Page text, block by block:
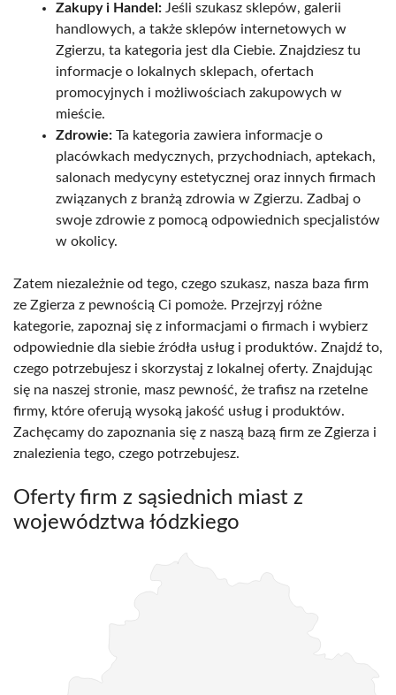
Zakupy i Handel: Jeśli szukasz sklepów, galerii
handlowych, a także sklepów internetowych w
Zgierzu, ta kategoria jest dla Ciebie. Znajdziesz tu
informacje o lokalnych sklepach, ofertach
promocyjnych i możliwościach zakupowych w
mieście.
Zdrowie: Ta kategoria zawiera informacje o
placówkach medycznych, przychodniach, aptekach,
salonach medycyny estetycznej oraz innych firmach
związanych z branżą zdrowia w Zgierzu. Zadbaj o
swoje zdrowie z pomocą odpowiednich specjalistów
w okolicy.
Zatem niezależnie od tego, czego szukasz, nasza baza firm
ze Zgierza z pewnością Ci pomoże. Przejrzyj różne
kategorie, zapoznaj się z informacjami o firmach i wybierz
odpowiednie dla siebie źródła usług i produktów. Znajdź to,
czego potrzebujesz i skorzystaj z lokalnej oferty. Znajdując
się na naszej stronie, masz pewność, że trafisz na rzetelne
firmy, które oferują wysoką jakość usług i produktów.
Zachęcamy do zapoznania się z naszą bazą firm ze Zgierza i
znalezienia tego, czego potrzebujesz.
Oferty firm z sąsiednich miast z
województwa łódzkiego